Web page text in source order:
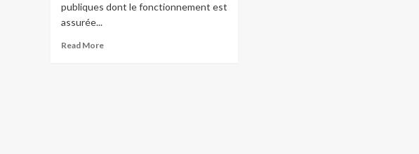
publiques dont le fonctionnement est
assurée...
Read More